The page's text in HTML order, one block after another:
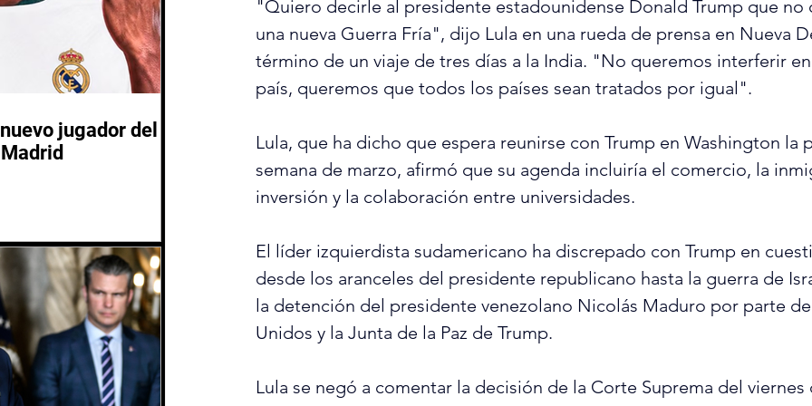
"Quiero decirle al presidente estadounidense Donald Trump que
una nueva Guerra Fría", dijo Lula en una rueda de prensa en Nueva
término de un ‌viaje de tres ⁠días a la India. "No queremos interferir en ningún otro
país, queremos que todos los países sean tratados ⁠por igual".
Lula, que ha dicho que espera reunirse con Trump en Washington la
semana de marzo, afirmó que su agenda incluiría ​el comercio, ​la
inversión y ​la colaboración entre universidades.
El líder ‌izquierdista sudamericano ha discrepado con Trump en cuestiones que van
desde los aranceles del presidente republicano hasta la guerra de
la detención del presidente venezolano Nicolás Maduro por parte
Unidos y la Junta de la Paz de ‌Trump.
Lula se negó a comentar la ​decisión de la Corte Suprema del
jugador del